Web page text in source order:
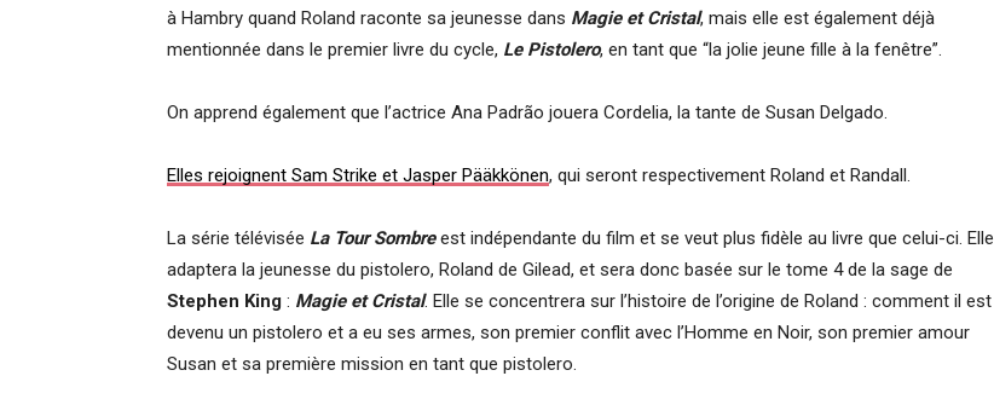
à Hambry quand Roland raconte sa jeunesse dans Magie et Cristal, mais elle est également déjà
mentionnée dans le premier livre du cycle, Le Pistolero, en tant que “la jolie jeune fille à la fenêtre”.
On apprend également que l’actrice Ana Padrão jouera Cordelia, la tante de Susan Delgado.
Elles rejoignent Sam Strike et Jasper Pääkkönen, qui seront respectivement Roland et Randall.
La série télévisée La Tour Sombreest indépendante du film et se veut plus fidèle au livre que celui-ci. Elle
adaptera la jeunesse du pistolero, Roland de Gilead, et sera donc basée sur le tome 4 de la sage de
Stephen King : Magie et Cristal. Elle se concentrera sur l’histoire de l’origine de Roland : comment il est
devenu un pistolero et a eu ses armes, son premier conflit avec l’Homme en Noir, son premier amour
Susan et sa première mission en tant que pistolero.